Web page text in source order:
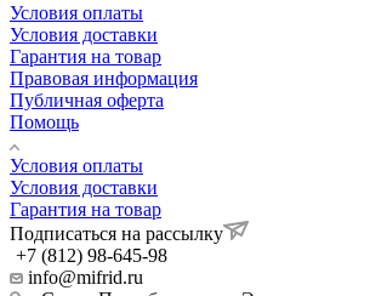
Условия оплаты
Условия доставки
Гарантия на товар
Правовая информация
Публичная оферта
Помощь
Условия оплаты
Условия доставки
Гарантия на товар
Подписаться на рассылку
+7 (812) 98-645-98
info@mifrid.ru